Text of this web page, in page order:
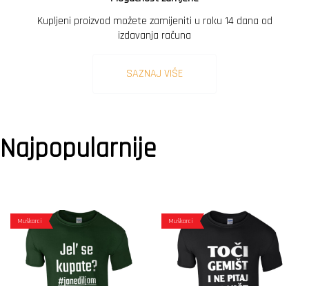
Kupljeni proizvod možete zamijeniti u roku 14 dana od
izdavanja računa
SAZNAJ VIŠE
Najpopularnije
Muškarci Muškarci